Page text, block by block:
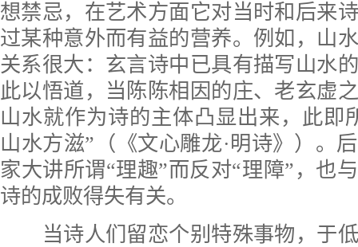
想禁忌，在艺术方面它对当时和后来
过某种意外而有益的营养。例如，山
关系很大：玄言诗中已具有描写山水
此以悟道，当陈陈相因的庄、老玄虚
山水就作为诗的主体凸显出来，此即
山水方滋”（《文心雕龙·明诗》）。
家大讲所谓“理趣”而反对“理障”，也
诗的成败得失有关。
当诗人们留恋个别特殊事物，于低